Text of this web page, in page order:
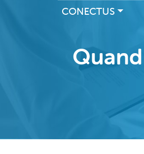
Main
CONECTUS